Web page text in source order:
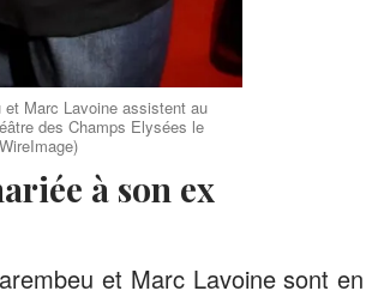
Marc Lavoine assistent au
des Champs Elysées le
à son ex
et Marc Lavoine sont en